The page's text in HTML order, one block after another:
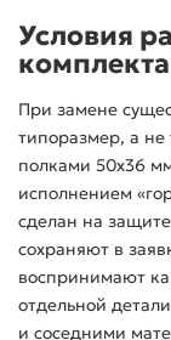
Условия
При замене
типоразмер, а
полками 50x36
исполнением
сделан на
сохраняют в
воспринимают
отдельной
и соседними